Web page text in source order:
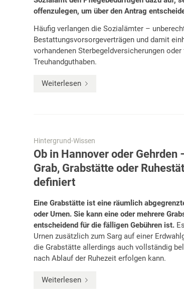
offenzulegen, um über den Antrag
Häufig verlangen die Sozialämter –
Bestattungsvorsorgeverträgen und damit
vorhandenen Sterbegeldversicherungen
Treuhandguthaben.
Weiterlesen
Hintergrund-Wissen
Ob in Hannover oder Gehrden
Grab, Grabstätte oder
definiert
Eine Grabstätte ist eine räumlich
oder Urnen. Sie kann eine oder mehrere
entscheidend für die fälligen Gebühren ist.
Urnen zusätzlich zum Sarg auf einer
die Grabstätte allerdings auch vollständig
nach Ablauf der Ruhezeit erfolgen kann.
Weiterlesen